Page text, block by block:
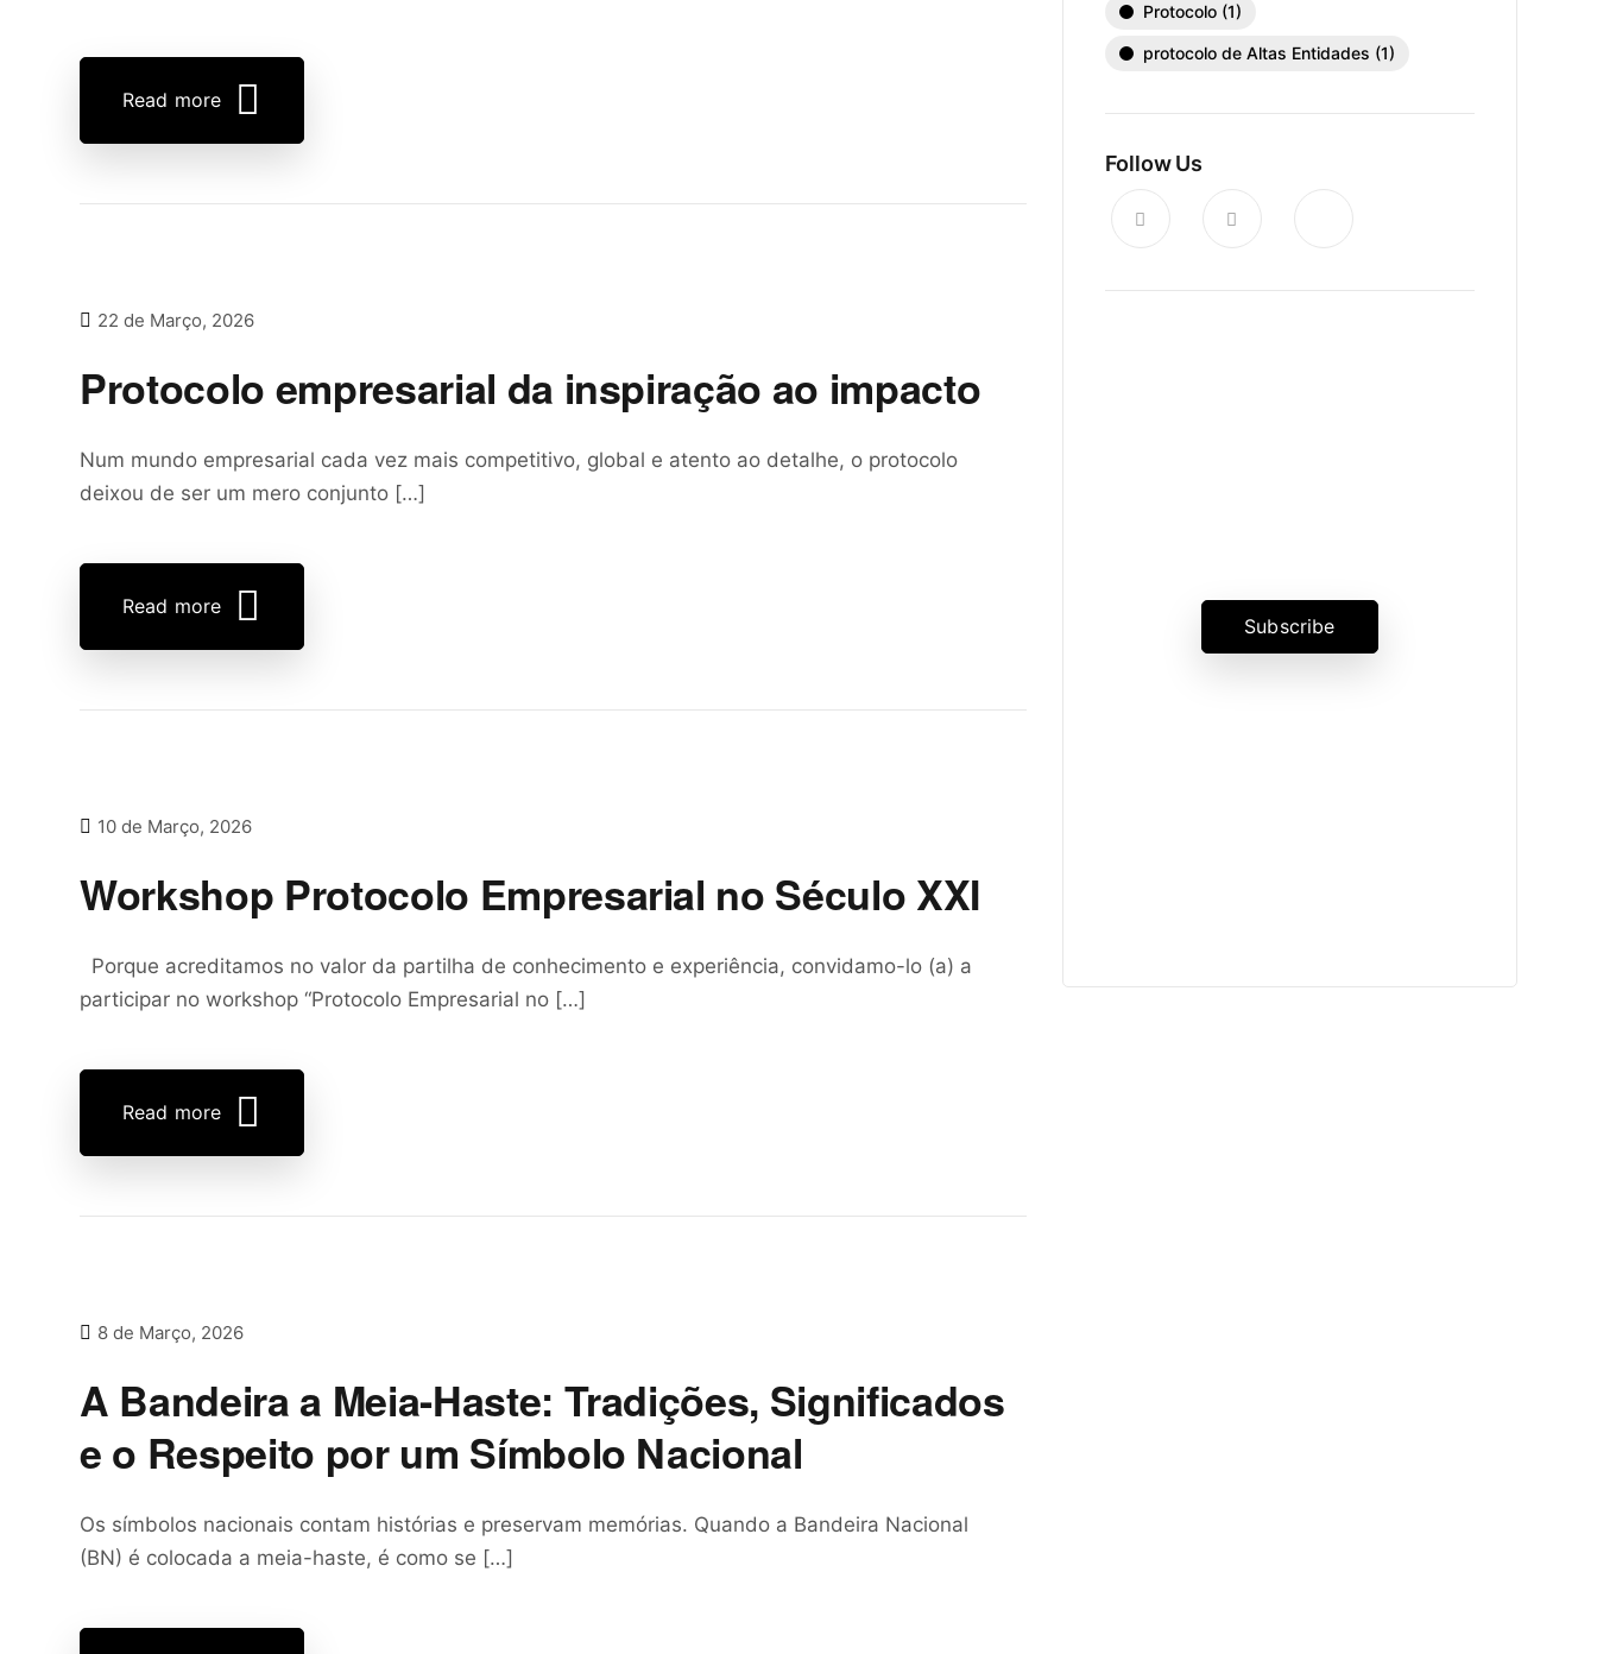
Read more
22 de Março, 2026
Protocolo empresarial da inspiração ao impacto
Num mundo empresarial cada vez mais competitivo, global e atento ao detalhe, o protocolo
deixou de ser um mero conjunto […]
Read more
10 de Março, 2026
Workshop Protocolo Empresarial no Século XXI
Porque acreditamos no valor da partilha de conhecimento e experiência, convidamo-lo (a) a
participar no workshop “Protocolo Empresarial no […]
Read more
8 de Março, 2026
A Bandeira a Meia-Haste: Tradições, Significados
e o Respeito por um Símbolo Nacional
Os símbolos nacionais contam histórias e preservam memórias. Quando a Bandeira Nacional
(BN) é colocada a meia-haste, é como se […]
Protocolo(1)
protocolo de Altas Entidades (1)
Follow Us
Subscribe